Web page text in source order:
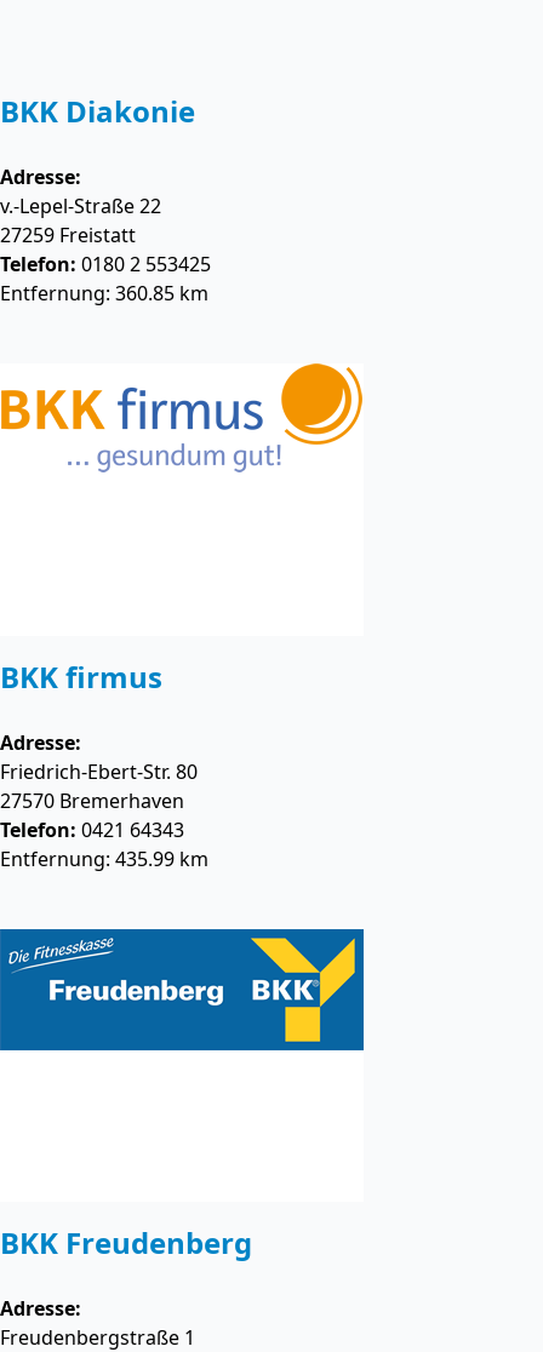
BKK Diakonie
Adresse:
v.-Lepel-Straße 22
27259 Freistatt
Telefon: 0180 2 553425
Entfernung: 360.85 km
BKK firmus
Adresse:
Friedrich-Ebert-Str. 80
27570 Bremerhaven
Telefon: 0421 64343
Entfernung: 435.99 km
BKK Freudenberg
Adresse:
Freudenbergstraße 1